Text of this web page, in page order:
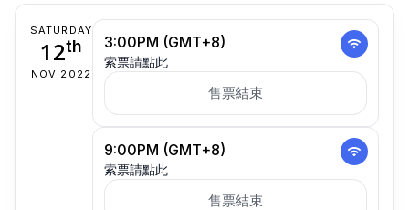
SATURDAY
12th
NOV 2022
3:00PM (GMT+8)
索票請點此
售票結束
9:00PM (GMT+8)
索票請點此
售票結束